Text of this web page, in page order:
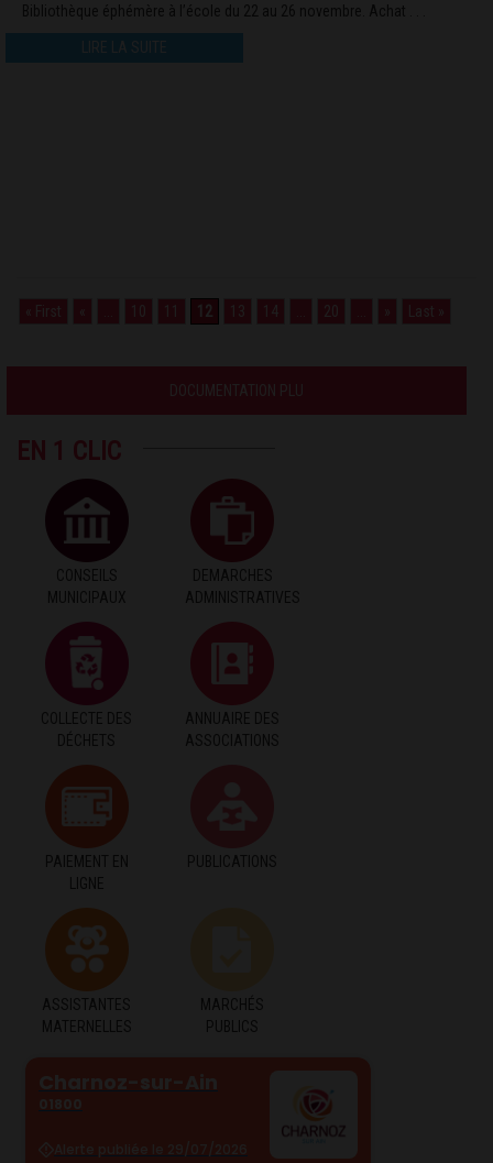
Bibliothèque éphémère à l’école du 22 au 26 novembre. Achat . . .
« First « 10 12 13 14 20 » Last »
DOCUMENTATION PLU
EN 1 CLIC
CONSEILS
MUNICIPAUX
DEMARCHES
ADMINISTRATIVES
COLLECTE DES
DÉCHETS
ANNUAIRE DES
ASSOCIATIONS
PAIEMENT EN
LIGNE
PUBLICATIONS
ASSISTANTES
MATERNELLES
MARCHÉS
PUBLICS